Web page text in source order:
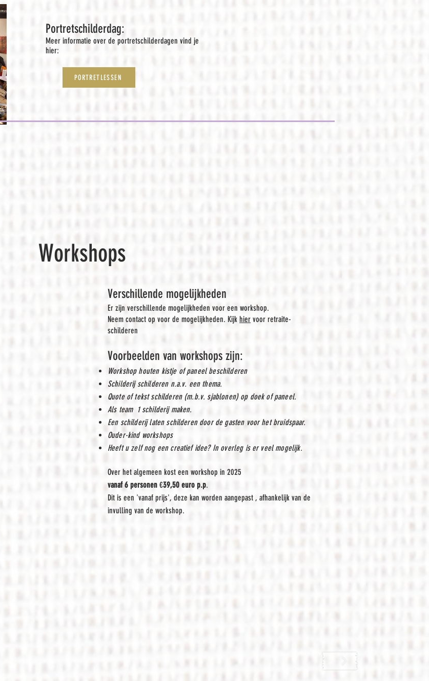
Portretschilderdag:
Meer informatie over de portretschilderdagen vind je
hier:
PORTRETLESSEN
Workshops
Verschillende mogelijkheden
Er zijn verschillende mogelijkheden voor een workshop.
Neem contact op voor de mogelijkheden. Kijk hier voor retraite-
schilderen
Voorbeelden van workshops zijn:
Workshop houten kistje of paneel beschilderen
Schilderij schilderen n.a.v. een thema.
Quote of tekst schilderen (m.b.v. sjablonen) op doek of paneel.
Als team 1 schilderij maken.
Een schilderij laten schilderen door de gasten voor het bruidspaar.
Ouder-kind workshops
Heeft u zelf nog een creatief idee? In overleg is er veel mogelijk.
Over het algemeen kost een workshop in 2025
vanaf 6 personen €39,50 euro p.p.
Dit is een 'vanaf prijs', deze kan worden aangepast , afhankelijk van de
invulling van de workshop.